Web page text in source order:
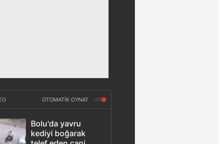
OTOMATİK OYNAT
Bolu'da yavru
kediyi boğarak